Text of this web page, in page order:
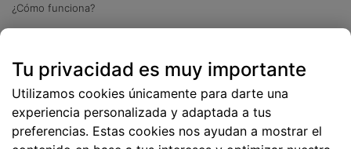
¿Cómo funciona?
Más de 2 millones de descargas
Tu privacidad es muy importante
Utilizamos cookies únicamente para darte una
experiencia personalizada y adaptada a tus
preferencias. Estas cookies nos ayudan a mostrar el